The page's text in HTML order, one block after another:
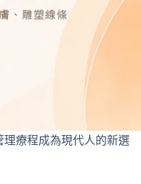
療程成為現代人的新選